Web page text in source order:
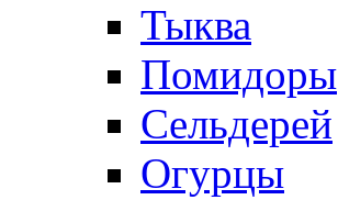
Тыква
Помидоры
Сельдерей
Огурцы